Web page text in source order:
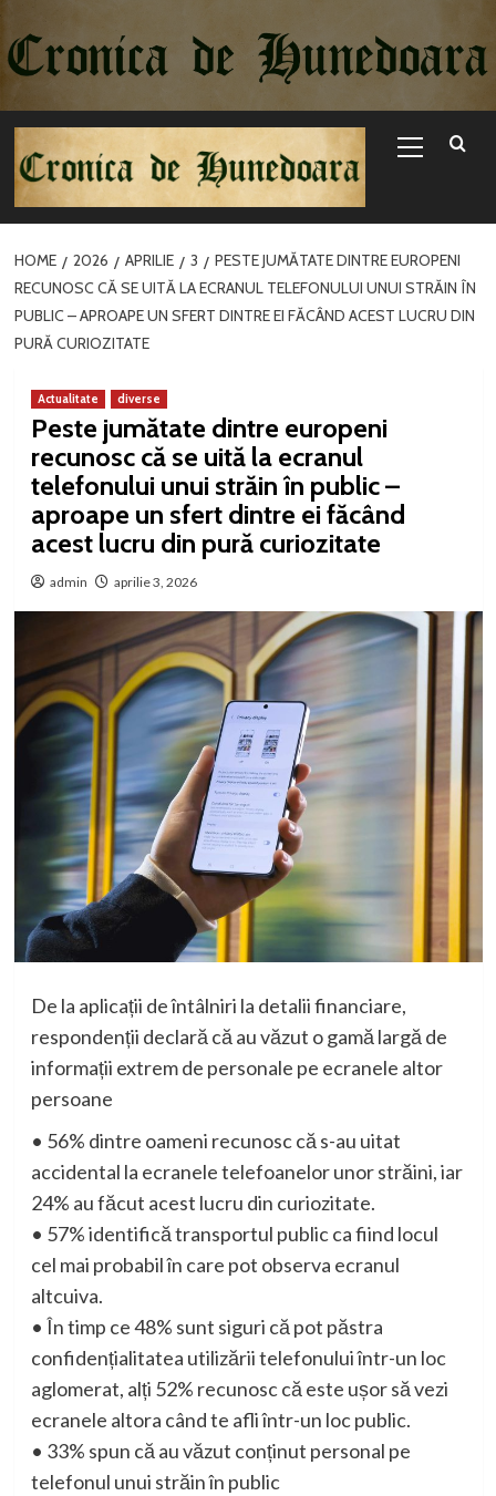
la
conținut
Menu
HOME 2026 APRILIE 3
PESTE JUMĂTATE DINTRE EUROPENI
RECUNOSC CĂ SE UITĂ LA ECRANUL TELEFONULUI UNUI STRĂIN ÎN
PUBLIC – APROAPE UN SFERT DINTRE EI FĂCÂND ACEST LUCRU DIN
PURĂ CURIOZITATE
Actualitate diverse
Peste jumătate dintre europeni
recunosc că se uită la ecranul
telefonului unui străin în public –
aproape un sfert dintre ei făcând
acest lucru din pură curiozitate
admin aprilie 3, 2026
De la aplicații de întâlniri la detalii financiare,
respondenții declară că au văzut o gamă largă de
informații extrem de personale pe ecranele altor
persoane
• 56% dintre oameni recunosc că s-au uitat
accidental la ecranele telefoanelor unor străini, iar
24% au făcut acest lucru din curiozitate.
• 57% identifică transportul public ca fiind locul
cel mai probabil în care pot observa ecranul
altcuiva.
• În timp ce 48% sunt siguri că pot păstra
confidențialitatea utilizării telefonului într-un loc
aglomerat, alți 52% recunosc că este ușor să vezi
ecranele altora când te afli într-un loc public.
• 33% spun că au văzut conținut personal pe
telefonul unui străin în public